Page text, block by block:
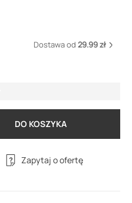
Dostawa od 29.99 zł
DO KOSZYKA
Zapytaj o ofertę